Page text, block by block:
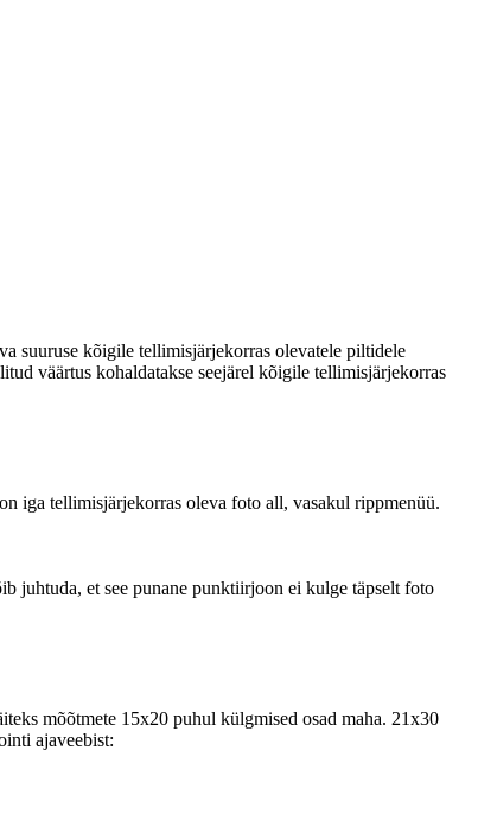
suuruse kõigile tellimisjärjekorras olevatele piltidele
väärtus kohaldatakse seejärel kõigile tellimisjärjekorras
iga tellimisjärjekorras oleva foto all, vasakul rippmenüü.
juhtuda, et see punane punktiirjoon ei kulge täpselt foto
mõõtmete 15x20 puhul külgmised osad maha. 21x30
ajaveebist: